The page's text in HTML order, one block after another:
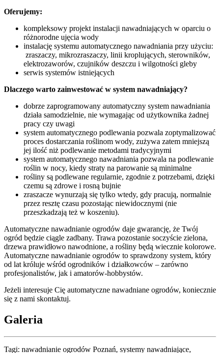
Oferujemy:
kompleksowy projekt instalacji nawadniających w oparciu o
różnorodne ujęcia wody
instalację systemu automatycznego nawadniania przy użyciu:
zraszaczy, mikrozraszaczy, linii kroplujących, sterowników,
elektrozaworów, czujników deszczu i wilgotności gleby
serwis systemów istniejących
Dlaczego warto zainwestować w system nawadniający?
dobrze zaprogramowany automatyczny system nawadniania
działa samodzielnie, nie wymagając od użytkownika żadnej
pracy czy uwagi
system automatycznego podlewania pozwala zoptymalizować
proces dostarczania roślinom wody, zużywa zatem mniejszą
jej ilość niż podlewanie metodami tradycyjnymi
system automatycznego nawadniania pozwala na podlewanie
roślin w nocy, kiedy straty na parowanie są minimalne
rośliny są podlewane regularnie, zgodnie z potrzebami, dzięki
czemu są zdrowe i rosną bujnie
zraszacze wynurzają się tylko wtedy, gdy pracują, normalnie
przez resztę czasu pozostając niewidocznymi (nie
przeszkadzają też w koszeniu).
Automatyczne nawadnianie ogrodów daje gwarancję, że Twój
ogród będzie ciągle zadbany. Trawa pozostanie soczyście zielona,
drzewa prawidłowo nawodnione, a rośliny będą wiecznie kolorowe.
Automatyczne nawadnianie ogrodów to sprawdzony system, który
od lat króluje wśród ogrodników i działkowców – zarówno
profesjonalistów, jak i amatorów-hobbystów.
Jeżeli interesuje Cię automatyczne nawadniane ogrodów, koniecznie
się z nami skontaktuj.
Galeria
Tagi: nawadnianie ogrodów Poznań, systemy nawadniające,